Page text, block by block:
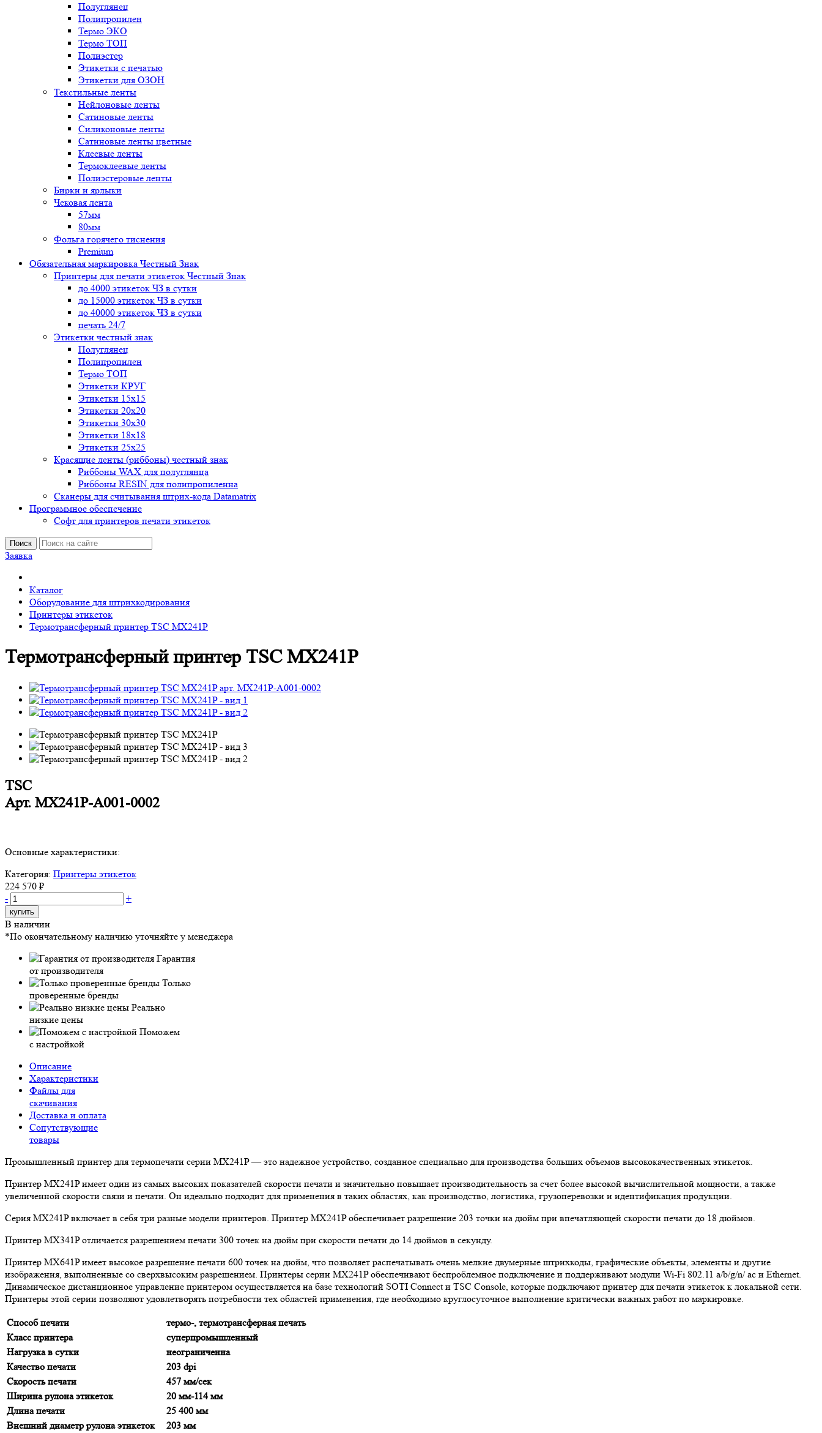
Полуглянец
Полипропилен
Термо ЭКО
Термо ТОП
Полиэстер
Этикетки с печатью
Этикетки для ОЗОН
Текстильные ленты
Нейлоновые ленты
Сатиновые ленты
Силиконовые ленты
Сатиновые ленты цветные
Клеевые ленты
Термоклеевые ленты
Полиэстеровые ленты
Бирки и ярлыки
Чековая лента
57мм
80мм
Фольга горячего тиснения
Premium
Обязательная маркировка Честный Знак
Принтеры для печати этикеток Честный Знак
до 4000 этикеток ЧЗ в сутки
до 15000 этикеток ЧЗ в сутки
до 40000 этикеток ЧЗ в сутки
печать 24/7
Этикетки честный знак
Полуглянец
Полипропилен
Термо ТОП
Этикетки КРУГ
Этикетки 15х15
Этикетки 20х20
Этикетки 30х30
Этикетки 18х18
Этикетки 25х25
Красящие ленты (риббоны) честный знак
Риббоны WAX для полуглянца
Риббоны RESIN для полипропиленна
Сканеры для считывания штрих-кода Datamatrix
Программное обеспечение
Софт для принтеров печати этикеток
Поиск
Заявка
Каталог
Оборудование для штрихкодирования
Принтеры этикеток
Термотрансферный принтер TSC MX241P
Термотрансферный принтер TSC MX241P
TSC
Арт. MX241P-A001-0002
Основные характеристики:
Категория: Принтеры этикеток
224 570 ₽
-
+
купить
В наличии
*По окончательному наличию уточняйте у менеджера
Гарантия
от производителя
Только
проверенные бренды
Реально
низкие цены
Поможем
с настройкой
Описание
Характеристики
Файлы для
скачивания
Доставка и оплата
Сопутствующие
товары
Промышленный принтер для термопечати серии MX241P — это надежное устройство, созданное специально для производства больших объемов высококачественных этикеток.
Принтер MX241P имеет один из самых высоких показателей скорости печати и значительно повышает производительность за счет более высокой вычислительной мощности, а также
увеличенной скорости связи и печати. Он идеально подходит для применения в таких областях, как производство, логистика, грузоперевозки и идентификация продукции.
Серия MX241P включает в себя три разные модели принтеров. Принтер MX241P обеспечивает разрешение 203 точки на дюйм при впечатляющей скорости печати до 18 дюймов.
Принтер MX341P отличается разрешением печати 300 точек на дюйм при скорости печати до 14 дюймов в секунду.
Принтер MX641P имеет высокое разрешение печати 600 точек на дюйм, что позволяет распечатывать очень мелкие двумерные штрихкоды, графические объекты, элементы и другие
изображения, выполненные со сверхвысоким разрешением. Принтеры серии MX241P обеспечивают беспроблемное подключение и поддерживают модули Wi-Fi 802.11 a/b/g/n/ ac и Ethernet.
Динамическое дистанционное управление принтером осуществляется на базе технологий SOTI Connect и TSC Console, которые подключают принтер для печати этикеток к локальной сети.
Принтеры этой серии позволяют удовлетворять потребности тех областей применения, где необходимо круглосуточное выполнение критически важных работ по маркировке.
Способ печати
термо-, термотрансферная печать
Класс принтера
суперпромышленный
Нагрузка в сутки
неограниченна
Качество печати
203 dpi
Скорость печати
457 мм/сек
Ширина рулона этикеток
20 мм-114 мм
Длина печати
25 400 мм
Внешний диаметр рулона этикеток
203 мм